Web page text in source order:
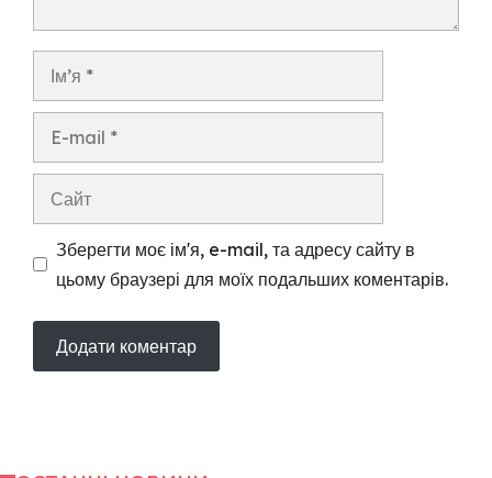
Зберегти моє ім'я, e-mail, та адресу сайту в
цьому браузері для моїх подальших коментарів.